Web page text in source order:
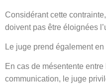
Considérant cette
doivent pas être éloignées
Le juge prend également
En cas de mésentente
communication, le juge